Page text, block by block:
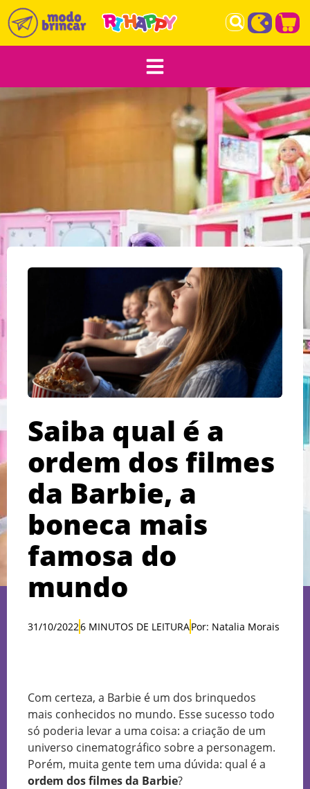
Saiba qual é a
ordem dos filmes
da Barbie, a
boneca mais
famosa do
mundo
31/10/20226 MINUTOS DE LEITURAPor: Natalia Morais
Com certeza, a Barbie é um dos brinquedos
mais conhecidos no mundo. Esse sucesso todo
só poderia levar a uma coisa: a criação de um
universo cinematográfico sobre a personagem.
Porém, muita gente tem uma dúvida: qual é a
ordem dos filmes da Barbie?